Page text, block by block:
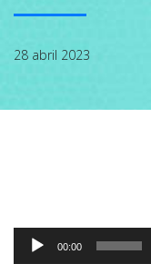
CONTATO
28 abril 2023
Tocador
00:00